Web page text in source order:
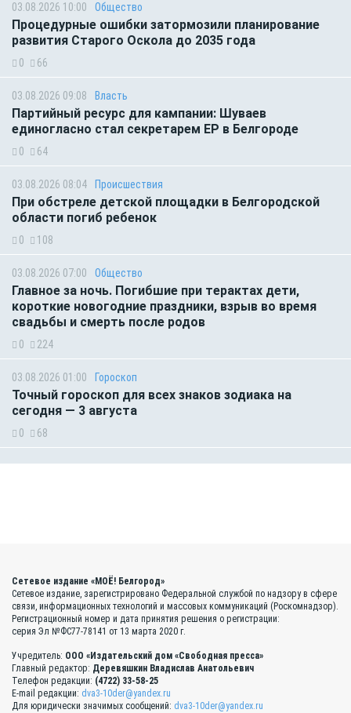
03.08.2026 10:00 Общество
Процедурные ошибки затормозили планирование
развития Старого Оскола до 2035 года
0 66
03.08.2026 09:08 Власть
Партийный ресурс для кампании: Шуваев
единогласно стал секретарем ЕР в Белгороде
0 64
03.08.2026 08:04 Происшествия
При обстреле детской площадки в Белгородской
области погиб ребенок
0 108
03.08.2026 07:00 Общество
Главное за ночь. Погибшие при терактах дети,
короткие новогодние праздники, взрыв во время
свадьбы и смерть после родов
0 224
03.08.2026 01:00 Гороскоп
Точный гороскоп для всех знаков зодиака на
сегодня — 3 августа
0 68
Сетевое издание «МОЁ! Белгород»
Сетевое издание, зарегистрировано Федеральной службой по надзору в сфере
связи, информационных технологий и массовых коммуникаций (Роскомнадзор).
Регистрационный номер и дата принятия решения о регистрации:
серия Эл №ФС77-78141 от 13 марта 2020 г.
Учредитель: ООО «Издательский дом «Свободная пресса»
Главный редактор: Деревяшкин Владислав Анатольевич
Телефон редакции: (4722) 33-58-25
E-mail редакции: dva3-10der@yandex.ru
Для юридически значимых сообщений: dva3-10der@yandex.ru